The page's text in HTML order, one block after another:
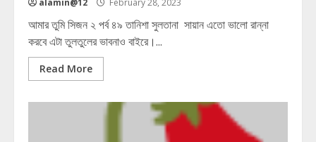
alamin@12 February 28, 2023
আমার তুমি সিজন ২ পর্ব ৪৯ তানিশা সুলতানা সায়ান এতো ভালো রান্না
করবে এটা তুলতুলের ভাবনাও বাইরে।...
Read More